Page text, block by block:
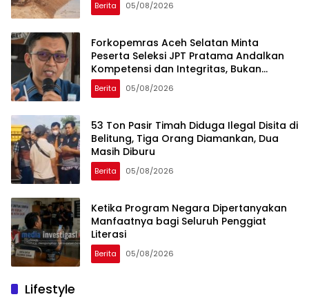
Berita 05/08/2026
Forkopemras Aceh Selatan Minta
Peserta Seleksi JPT Pratama Andalkan
Kompetensi dan Integritas, Bukan
Kedekatan
Berita 05/08/2026
53 Ton Pasir Timah Diduga Ilegal Disita di
Belitung, Tiga Orang Diamankan, Dua
Masih Diburu
Berita 05/08/2026
Ketika Program Negara Dipertanyakan
Manfaatnya bagi Seluruh Penggiat
Literasi
Berita 05/08/2026
Lifestyle